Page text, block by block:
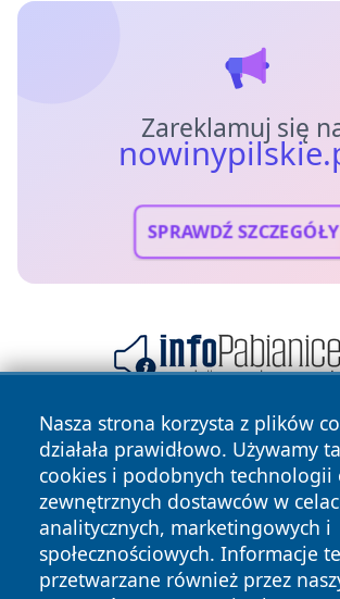
Zareklamuj się
SPRAWDŹ SZCZEGÓŁY
Nasza strona korzysta z plików
działała prawidłowo. Używamy
cookies i podobnych technologii
zewnętrznych dostawców w
analitycznych, marketingowych i
społecznościowych. Informacje
przetwarzane również przez
Copyright © 2026 nowinypilskie.pl
zastrzeżone.